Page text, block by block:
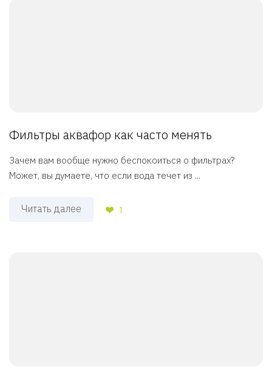
Фильтры аквафор как часто менять
Зачем вам вообще нужно беспокоиться о фильтрах?
Может, вы думаете, что если вода течет из ...
Читать далее 1